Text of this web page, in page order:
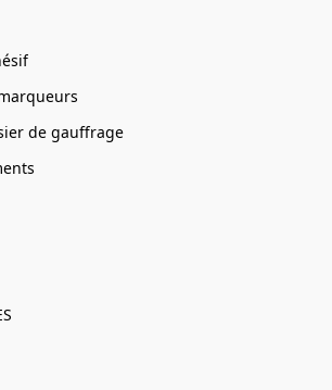
de gauffrage